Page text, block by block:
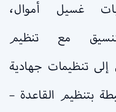
غسيل أموال،
مع تنظيم
إلى تنظيمات جهادية
بتنظيم القاعدة –